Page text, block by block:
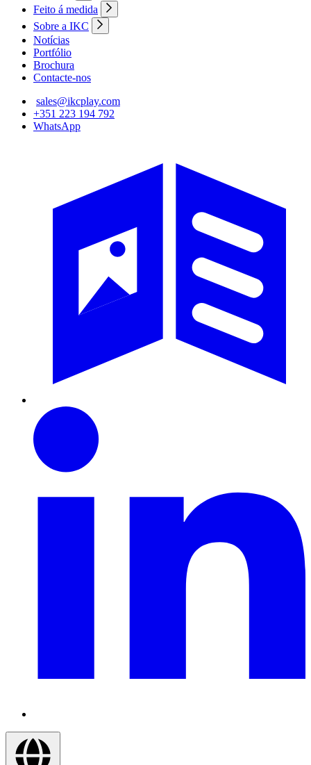
Feito á medida
Sobre a IKC
Notícias
Portfólio
Brochura
Contacte-nos
sales@ikcplay.com
+351 223 194 792
WhatsApp